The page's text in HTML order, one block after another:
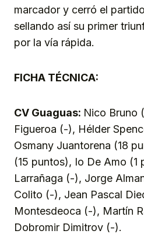
marcador y cerró el
sellando así su primer
por la vía rápida.
FICHA TÉCNICA:
CV Guaguas: Nico Bruno
Figueroa (-), Hélder
Osmany Juantorena (18
(15 puntos), Io De Amo (1
Larrañaga (-), Jorge
Colito (-), Jean Pascal
Montesdeoca (-), Martín
Dobromir Dimitrov (-).